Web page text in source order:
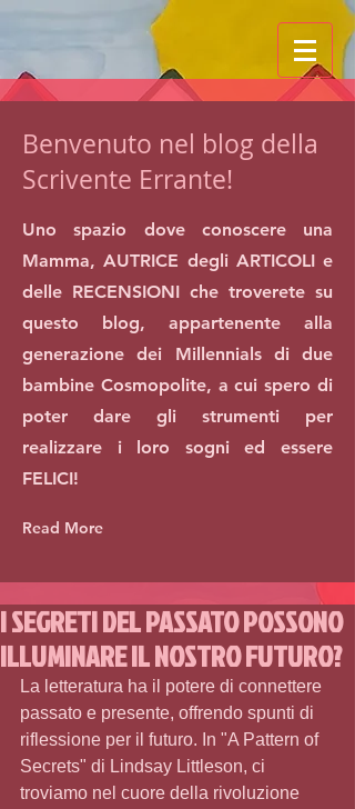
Benvenuto nel blog della
Scrivente Errante!
Uno spazio dove conoscere una
Mamma, AUTRICE degli ARTICOLI e
delle RECENSIONI che troverete su
questo blog, appartenente alla
generazione dei Millennials di due
bambine Cosmopolite, a cui spero di
poter dare gli strumenti per
realizzare i loro sogni ed essere
FELICI!
Read More
I SEGRETI DEL PASSATO POSSONO
ILLUMINARE IL NOSTRO FUTURO?
La letteratura ha il potere di connettere
passato e presente, offrendo spunti di
riflessione per il futuro. In "A Pattern of
Secrets" di Lindsay Littleson, ci
troviamo nel cuore della rivoluzione